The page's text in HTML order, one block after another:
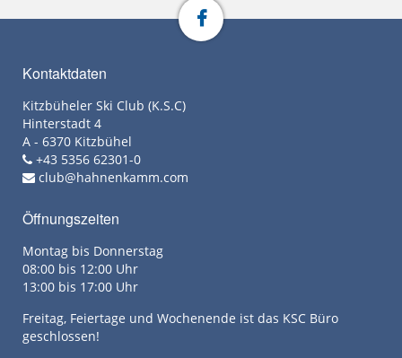
Kontaktdaten
Kitzbüheler Ski Club (K.S.C)
Hinterstadt 4
A - 6370 Kitzbühel
+43 5356 62301-0
club@hahnenkamm.com
Öffnungszeiten
Montag bis Donnerstag
08:00 bis 12:00 Uhr
13:00 bis 17:00 Uhr
Freitag, Feiertage und Wochenende ist das KSC Büro
geschlossen!